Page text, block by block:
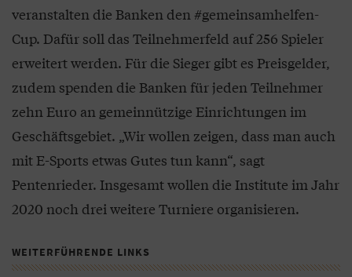
veranstalten die Banken den #gemeinsamhelfen-
Cup. Dafür soll das Teilnehmerfeld auf 256 Spieler
erweitert werden. Für die Sieger gibt es Preisgelder,
zudem spenden die Banken für jeden Teilnehmer
zehn Euro an gemeinnützige Einrichtungen im
Geschäftsgebiet. „Wir wollen zeigen, dass man auch
mit E-Sports etwas Gutes tun kann“, sagt
Pentenrieder. Insgesamt wollen die Institute im Jahr
2020 noch drei weitere Turniere organisieren.
WEITERFÜHRENDE LINKS